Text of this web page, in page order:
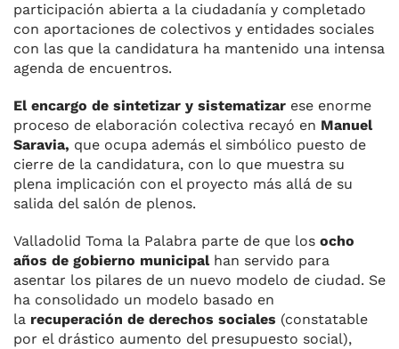
participación abierta a la ciudadanía y completado
con aportaciones de colectivos y entidades sociales
con las que la candidatura ha mantenido una intensa
agenda de encuentros.
El encargo de sintetizar y sistematizar ese enorme
proceso de elaboración colectiva recayó en Manuel
Saravia, que ocupa además el simbólico puesto de
cierre de la candidatura, con lo que muestra su
plena implicación con el proyecto más allá de su
salida del salón de plenos.
Valladolid Toma la Palabra parte de que los ocho
años de gobierno municipal han servido para
asentar los pilares de un nuevo modelo de ciudad. Se
ha consolidado un modelo basado en
la recuperación de derechos sociales (constatable
por el drástico aumento del presupuesto social),